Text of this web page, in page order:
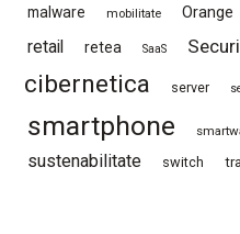
malware mobilitate Orange
retail retea SaaS
cibernetica
server
smartphone
sustenabilitate switch